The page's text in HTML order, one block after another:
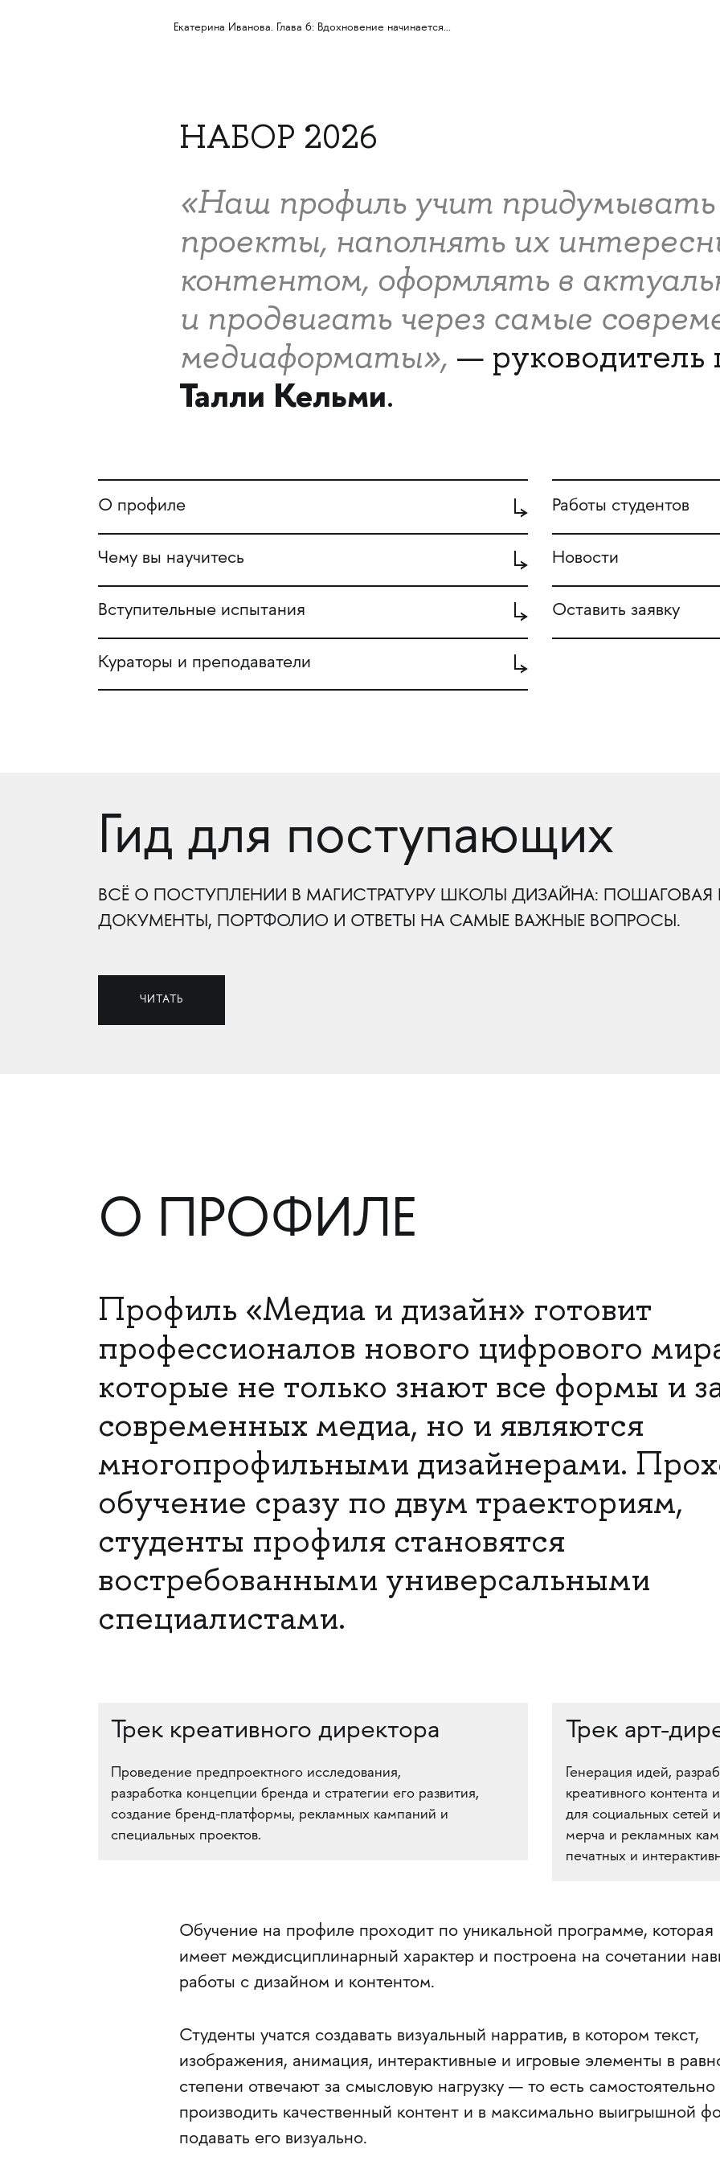
Екатерина Иванова. Глава 6: Вдохновение начинается…
НАБОР 2026
«Наш профиль учит придумывать
проекты, наполнять их
контентом, оформлять в
и продвигать через самые
медиаформаты», — руководитель
Талли Кельми.
О профиле
Чему вы научитесь
Вступительные испытания
Кураторы и преподаватели
Работы студентов
Новости
Оставить заявку
Гид для поступающих
ВСЁ О ПОСТУПЛЕНИИ В МАГИСТРАТУРУ ШКОЛЫ ДИЗАЙНА: ПОШАГОВАЯ
ДОКУМЕНТЫ, ПОРТФОЛИО И ОТВЕТЫ НА САМЫЕ ВАЖНЫЕ ВОПРОСЫ.
ЧИТАТЬ
О ПРОФИЛЕ
Профиль «Медиа и дизайн» готовит
профессионалов нового цифрового
которые не только знают все формы и
современных медиа, но и являются
многопрофильными дизайнерами.
обучение сразу по двум траекториям,
студенты профиля становятся
востребованными универсальными
специалистами.
Трек креативного директора
Проведение предпроектного исследования,
разработка концепции бренда и стратегии его развития,
создание бренд-платформы, рекламных кампаний и
специальных проектов.
Трек арт-
Генерация идей,
креативного контента
для социальных сетей
мерча и рекламных
печатных и
Обучение на профиле проходит по уникальной программе, которая
имеет междисциплинарный характер и построена на сочетании
работы с дизайном и контентом.
Студенты учатся создавать визуальный нарратив, в котором текст,
изображения, анимация, интерактивные и игровые элементы в
степени отвечают за смысловую нагрузку — то есть самостоятельно
производить качественный контент и в максимально выигрышной
подавать его визуально.